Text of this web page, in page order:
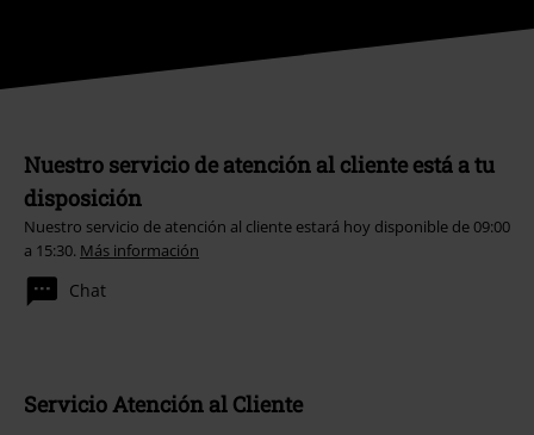
Nuestro servicio de atención al cliente está a tu
disposición
Nuestro servicio de atención al cliente estará hoy disponible de 09:00
a 15:30. Más información
Chat
Servicio Atención al Cliente